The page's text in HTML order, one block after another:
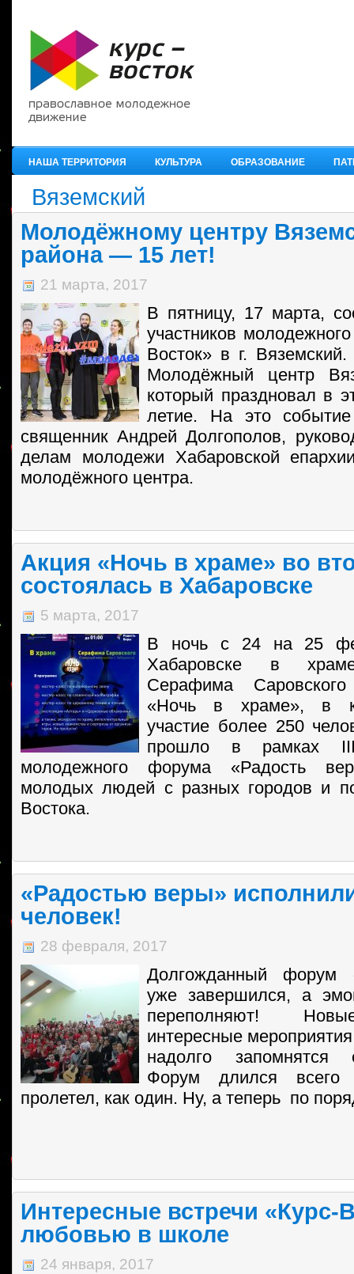
НАША ТЕРРИТОРИЯ КУЛЬТУРА ОБРАЗОВАНИЕ
Вяземский
Молодёжному центру
района — 15 лет!
21 марта, 2017
В пятницу, 17 марта,
участников
Восток» в г.
Молодёжный центр
который праздновал в
летие. На это
священник Андрей Долгополов,
делам молодежи Хабаровской
молодёжного центра.
Акция «Ночь в храме» во
состоялась в Хабаровске
5 марта, 2017
В ночь с 24 на 25
Хабаровске в
Серафима
«Ночь в храме», в
участие более 250
прошло в рамках III
молодежного форума «Радость
молодых людей с разных городов и
Востока.
«Радостью веры»
человек!
28 февраля, 2017
Долгожданный форум
уже завершился, а
переполняют!
интересные
надолго запомнятся
Форум длился
пролетел, как один. Ну, а теперь по
Интересные встречи «Курс-
любовью в школе
24 января, 2017